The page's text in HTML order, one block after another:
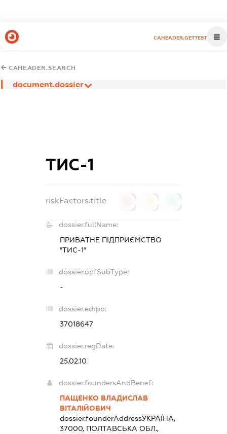
CAHEADER.GETTEST
CAHEADER.SEARCH
document.dossier
ТИС-1
riskFactors.title
dossier.fullName:
ПРИВАТНЕ ПІДПРИЄМСТВО
"ТИС-1"
dossier.opfSubType:
-
dossier.edrpo:
37018647
dossier.regDate:
25.02.10
dossier.foundersAndBenef:
ПАЩЕНКО ВЛАДИСЛАВ
ВІТАЛІЙОВИЧ
dossier.founderAddressУКРАЇНА,
37000, ПОЛТАВСЬКА ОБЛ.,